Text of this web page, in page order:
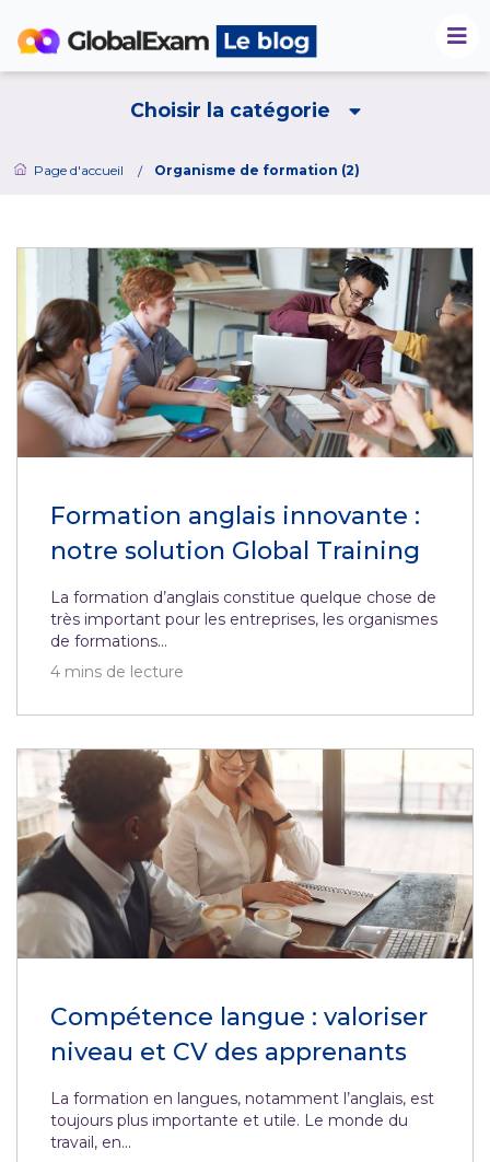
Choisir la catégorie
Page d'accueil Organisme de formation (2)
Formation anglais innovante :
notre solution Global Training
La formation d’anglais constitue quelque chose de
très important pour les entreprises, les organismes
de formations...
4 mins de lecture
Compétence langue : valoriser
niveau et CV des apprenants
La formation en langues, notamment l’anglais, est
toujours plus importante et utile. Le monde du
travail, en...